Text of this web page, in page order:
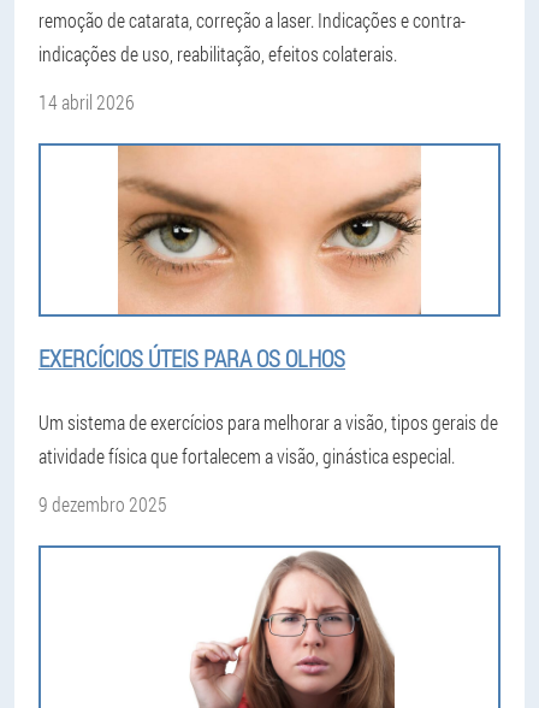
remoção de catarata, correção a laser. Indicações e contra-
indicações de uso, reabilitação, efeitos colaterais.
14 abril 2026
EXERCÍCIOS ÚTEIS PARA OS OLHOS
Um sistema de exercícios para melhorar a visão, tipos gerais de
atividade física que fortalecem a visão, ginástica especial.
9 dezembro 2025